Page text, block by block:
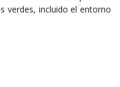
verdes, incluido el entorno